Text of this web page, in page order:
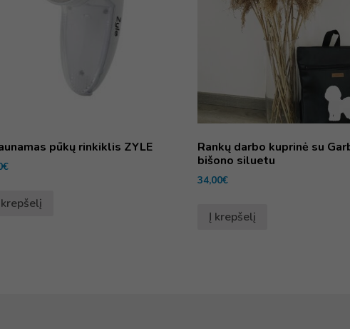
pūkų rinkiklis ZYLE
€
Rankų darbo kuprinė su
bišono siluetu
34,00€
Į krepšelį